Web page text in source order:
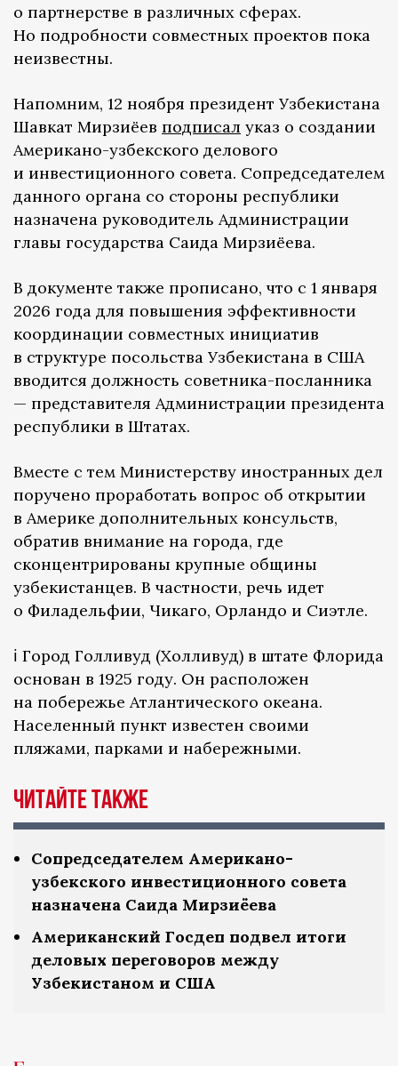
о партнерстве в различных сферах.
Но подробности совместных проектов пока
неизвестны.
Напомним, 12 ноября президент Узбекистана
Шавкат Мирзиёев подписал указ о создании
Американо-узбекского делового
и инвестиционного совета. Сопредседателем
данного органа со стороны республики
назначена руководитель Администрации
главы государства Саида Мирзиёева.
В документе также прописано, что с 1 января
2026 года для повышения эффективности
координации совместных инициатив
в структуре посольства Узбекистана в США
вводится должность советника-посланника
— представителя Администрации президента
республики в Штатах.
Вместе с тем Министерству иностранных дел
поручено проработать вопрос об открытии
в Америке дополнительных консульств,
обратив внимание на города, где
сконцентрированы крупные общины
узбекистанцев. В частности, речь идет
о Филадельфии, Чикаго, Орландо и Сиэтле.
ℹ️ Город Голливуд (Холливуд) в штате Флорида
основан в 1925 году. Он расположен
на побережье Атлантического океана.
Населенный пункт известен своими
пляжами, парками и набережными.
Читайте также
Сопредседателем Американо-
узбекского инвестиционного совета
назначена Саида Мирзиёева
Американский Госдеп подвел итоги
деловых переговоров между
Узбекистаном и США